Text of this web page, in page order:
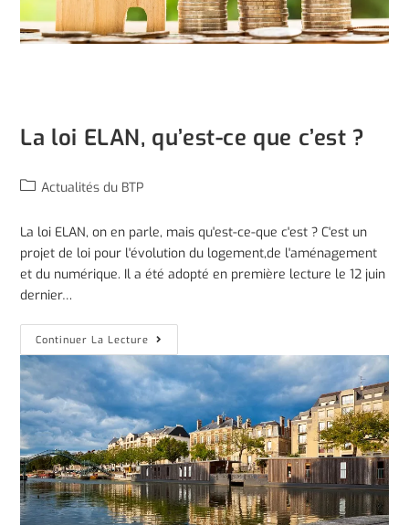
La loi ELAN, qu’est-ce que c’est ?
Actualités du BTP
La loi ELAN, on en parle, mais qu'est-ce-que c'est ? C'est un
projet de loi pour l'évolution du logement,de l'aménagement
et du numérique. Il a été adopté en première lecture le 12 juin
dernier…
Continuer La Lecture